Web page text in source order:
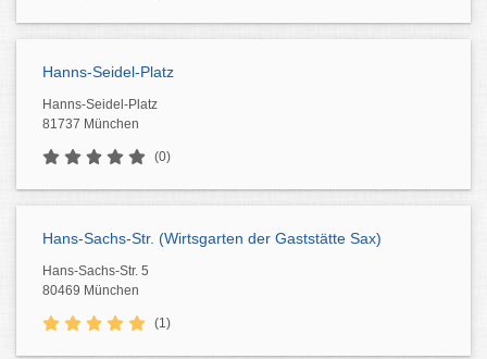
Hanns-Seidel-Platz
Hanns-Seidel-Platz
81737 München
(0)
Hans-Sachs-Str. (Wirtsgarten der Gaststätte Sax)
Hans-Sachs-Str. 5
80469 München
(1)